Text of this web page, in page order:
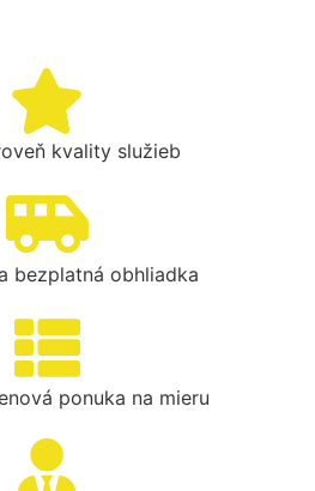
kvality služieb
bezplatná obhliadka
ponuka na mieru